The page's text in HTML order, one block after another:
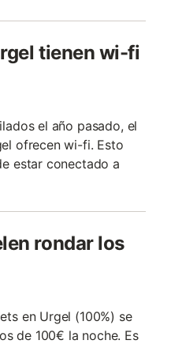
tienen wi-fi
el año pasado, el
ofrecen wi-fi. Esto
estar conectado a
rondar los
en Urgel (100%) se
de 100€ la noche. Es